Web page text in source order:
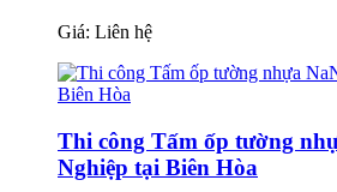
Giá: Liên hệ
Thi công Tấm ốp tường
Nghiệp tại Biên Hòa